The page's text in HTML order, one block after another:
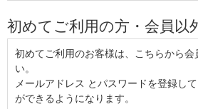
初めてご利用の方・会員以
初めてご利用のお客様は、こちらから会
い。
メールアドレス とパスワードを登録し
ができるようになります。